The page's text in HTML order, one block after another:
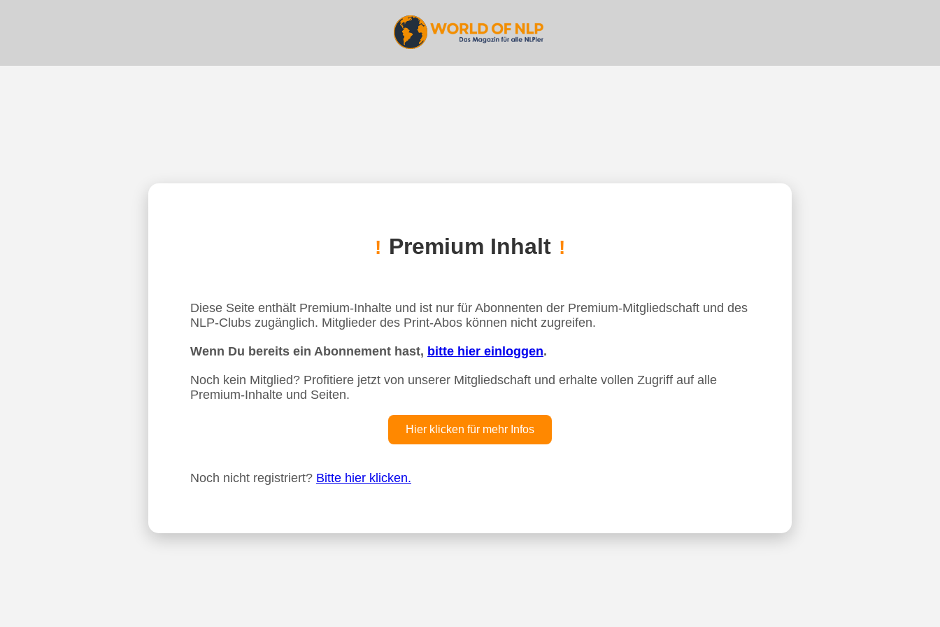
! Premium Inhalt !
Diese Seite enthält Premium-Inhalte und ist nur für Abonnenten der Premium-Mitgliedschaft und des
NLP-Clubs zugänglich. Mitglieder des Print-Abos können nicht zugreifen.
Wenn Du bereits ein Abonnement hast, bitte hier einloggen.
Noch kein Mitglied? Profitiere jetzt von unserer Mitgliedschaft und erhalte vollen Zugriff auf alle
Premium-Inhalte und Seiten.
Hier klicken für mehr Infos
Noch nicht registriert? Bitte hier klicken.